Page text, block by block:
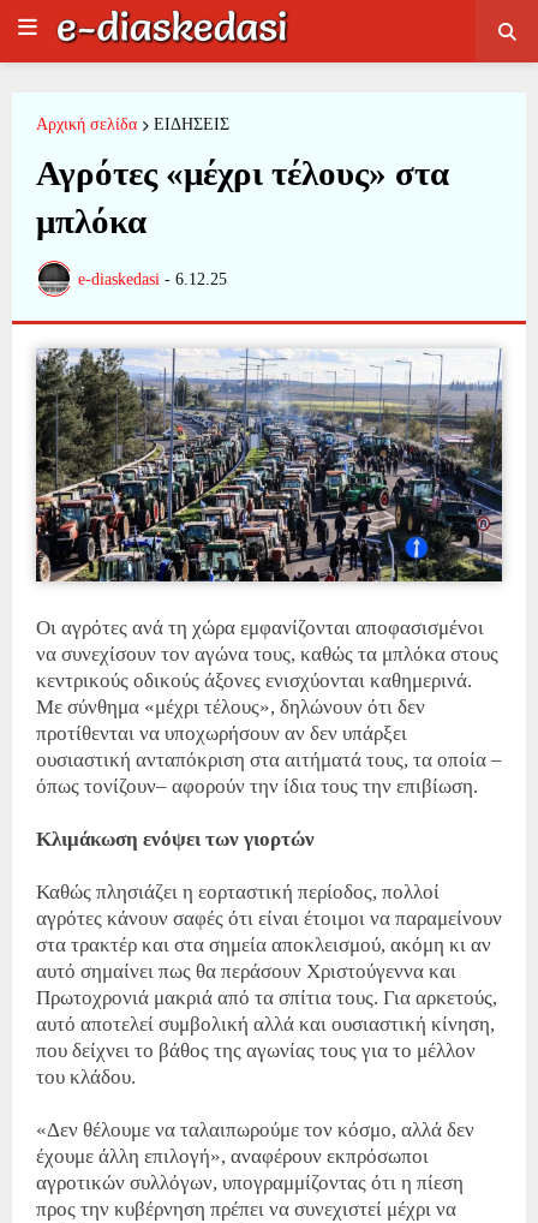
Αρχική σελίδα ΕΙΔΗΣΕΙΣ
Αγρότες «μέχρι τέλους» στα
μπλόκα
e-diaskedasi - 6.12.25
Οι αγρότες ανά τη χώρα εμφανίζονται αποφασισμένοι
να συνεχίσουν τον αγώνα τους, καθώς τα μπλόκα στους
κεντρικούς οδικούς άξονες ενισχύονται καθημερινά.
Με σύνθημα «μέχρι τέλους», δηλώνουν ότι δεν
προτίθενται να υποχωρήσουν αν δεν υπάρξει
ουσιαστική ανταπόκριση στα αιτήματά τους, τα οποία –
όπως τονίζουν– αφορούν την ίδια τους την επιβίωση.
Κλιμάκωση ενόψει των γιορτών
Καθώς πλησιάζει η εορταστική περίοδος, πολλοί
αγρότες κάνουν σαφές ότι είναι έτοιμοι να παραμείνουν
στα τρακτέρ και στα σημεία αποκλεισμού, ακόμη κι αν
αυτό σημαίνει πως θα περάσουν Χριστούγεννα και
Πρωτοχρονιά μακριά από τα σπίτια τους. Για αρκετούς,
αυτό αποτελεί συμβολική αλλά και ουσιαστική κίνηση,
που δείχνει το βάθος της αγωνίας τους για το μέλλον
του κλάδου.
«Δεν θέλουμε να ταλαιπωρούμε τον κόσμο, αλλά δεν
έχουμε άλλη επιλογή», αναφέρουν εκπρόσωποι
αγροτικών συλλόγων, υπογραμμίζοντας ότι η πίεση
προς την κυβέρνηση πρέπει να συνεχιστεί μέχρι να